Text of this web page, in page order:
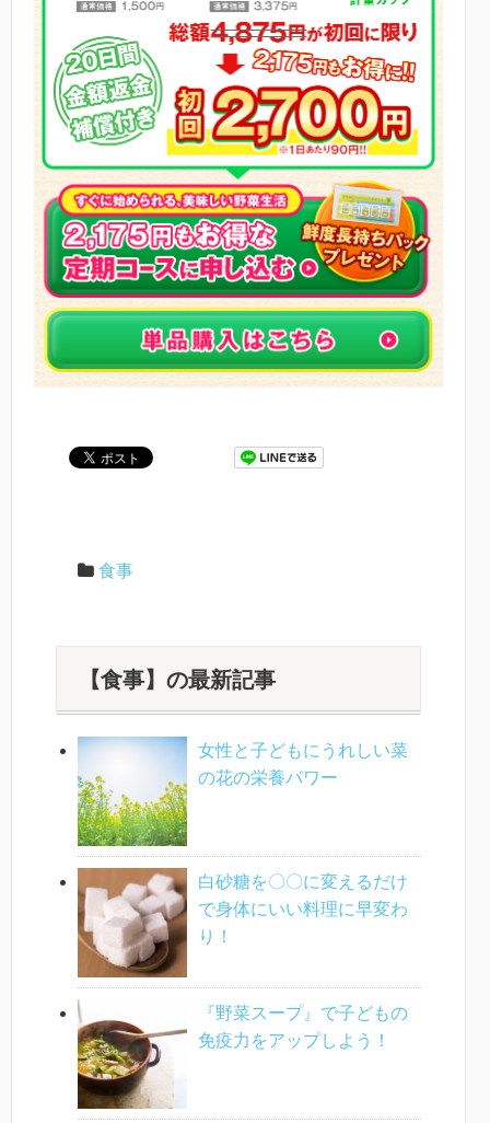
食事
【食事】の最新記事
女性と子どもにうれしい菜
の花の栄養パワー
白砂糖を〇〇に変えるだけ
で身体にいい料理に早変わ
り！
『野菜スープ』で子どもの
免疫力をアップしよう！